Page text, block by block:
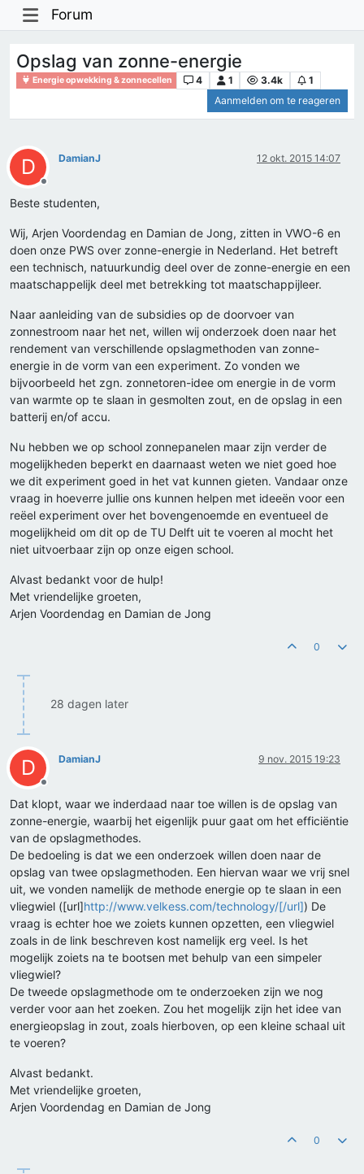
Forum
Opslag van zonne-energie
Energie opwekking & zonnecellen 4 1 3.4k
1
Aanmelden om te reageren
D
Offline
DamianJ 12 okt. 2015 14:07
Beste studenten,
Wij, Arjen Voordendag en Damian de Jong, zitten in VWO-6 en
doen onze PWS over zonne-energie in Nederland. Het betreft
een technisch, natuurkundig deel over de zonne-energie en een
maatschappelijk deel met betrekking tot maatschappijleer.
Naar aanleiding van de subsidies op de doorvoer van
zonnestroom naar het net, willen wij onderzoek doen naar het
rendement van verschillende opslagmethoden van zonne-
energie in de vorm van een experiment. Zo vonden we
bijvoorbeeld het zgn. zonnetoren-idee om energie in de vorm
van warmte op te slaan in gesmolten zout, en de opslag in een
batterij en/of accu.
Nu hebben we op school zonnepanelen maar zijn verder de
mogelijkheden beperkt en daarnaast weten we niet goed hoe
we dit experiment goed in het vat kunnen gieten. Vandaar onze
vraag in hoeverre jullie ons kunnen helpen met ideeën voor een
reëel experiment over het bovengenoemde en eventueel de
mogelijkheid om dit op de TU Delft uit te voeren al mocht het
niet uitvoerbaar zijn op onze eigen school.
Alvast bedankt voor de hulp!
Met vriendelijke groeten,
Arjen Voordendag en Damian de Jong
0
28 dagen later
D
Offline
DamianJ 9 nov. 2015 19:23
Dat klopt, waar we inderdaad naar toe willen is de opslag van
zonne-energie, waarbij het eigenlijk puur gaat om het efficiëntie
van de opslagmethodes.
De bedoeling is dat we een onderzoek willen doen naar de
opslag van twee opslagmethoden. Een hiervan waar we vrij snel
uit, we vonden namelijk de methode energie op te slaan in een
vliegwiel ([url]http://www.velkess.com/technology/[/url]) De
vraag is echter hoe we zoiets kunnen opzetten, een vliegwiel
zoals in de link beschreven kost namelijk erg veel. Is het
mogelijk zoiets na te bootsen met behulp van een simpeler
vliegwiel?
De tweede opslagmethode om te onderzoeken zijn we nog
verder voor aan het zoeken. Zou het mogelijk zijn het idee van
energieopslag in zout, zoals hierboven, op een kleine schaal uit
te voeren?
Alvast bedankt.
Met vriendelijke groeten,
Arjen Voordendag en Damian de Jong
0